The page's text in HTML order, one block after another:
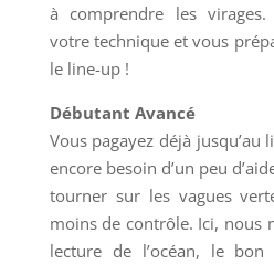
à comprendre les
votre technique et vous
le line-up !
Débutant Avancé
Vous pagayez déjà jusqu’au
encore besoin d’un peu
tourner sur les vagues
moins de contrôle. Ici, nous
lecture de l’océan, le